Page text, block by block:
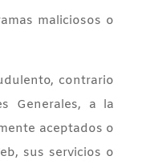
maliciosos o
contrario
Generales, a la
aceptados o
sus servicios o